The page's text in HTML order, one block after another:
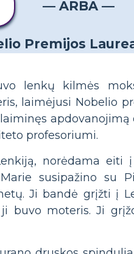
— ARBA —
lenkų kilmės
laimėjusi Nobelio
profesoriumi.
norėdama eiti
susipažino su
Ji bandė grįžti į
buvo moteris. Ji